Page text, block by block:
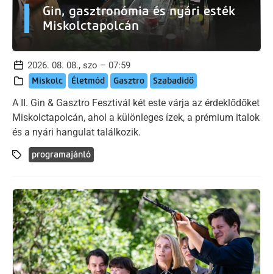
Gin, gasztronómia és nyári esték
Miskolctapolcán
2026. 08. 08., szo – 07:59
Miskolc Életmód Gasztro Szabadidő
A II. Gin & Gasztro Fesztivál két este várja az érdeklődőket
Miskolctapolcán, ahol a különleges ízek, a prémium italok
és a nyári hangulat találkozik.
programajánló